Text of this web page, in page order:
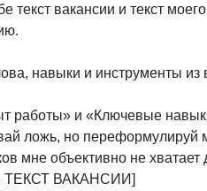
текст вакансии и текст
навыки и инструменты из
работы» и «Ключевые
ложь, но переформулируй
мне объективно не хватает
ТЕКСТ ВАКАНСИИ]